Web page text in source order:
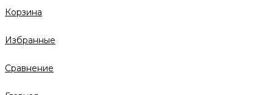
Корзина
Избранные
Сравнение